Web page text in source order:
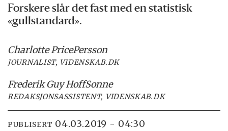
Forskere slår det fast med en statistisk
«gullstandard».
Charlotte PricePersson
JOURNALIST, VIDENSKAB.DK
Frederik Guy HoffSonne
REDAKSJONSASSISTENT, VIDENSKAB.DK
PUBLISERT 04.03.2019 - 04:30